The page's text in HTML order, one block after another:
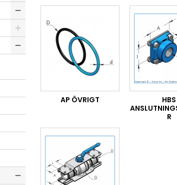
AP ÖVRIGT
HBS
R